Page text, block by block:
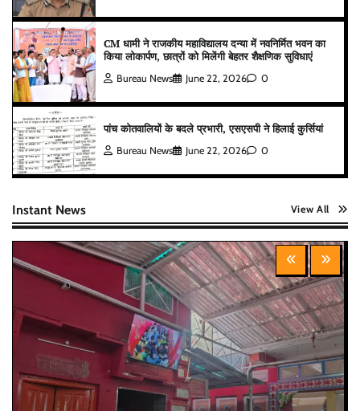
CM धामी ने राजकीय महाविद्यालय दन्या में नवनिर्मित भवन का
किया लोकार्पण, छात्रों को मिलेंगी बेहतर शैक्षणिक सुविधाएं
Bureau News June 22, 2026 0
पांच कोतवालियों के बदले प्रभारी, एसएसपी ने हिलाई कुर्सियां
Bureau News June 22, 2026 0
Instant News View All